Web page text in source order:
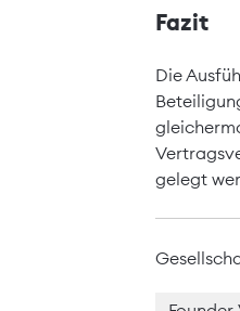
Fazit
Die
gelegt